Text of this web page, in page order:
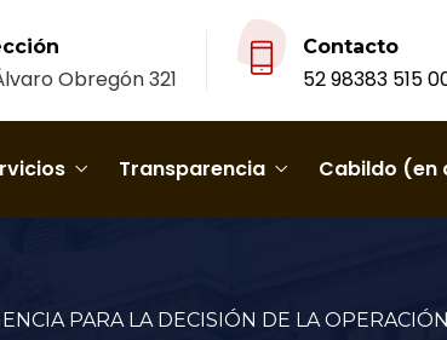
Obregón 321
Contacto
52 98383 515
Transparencia Cabildo (en
PARA LA DECISIÓN DE LA